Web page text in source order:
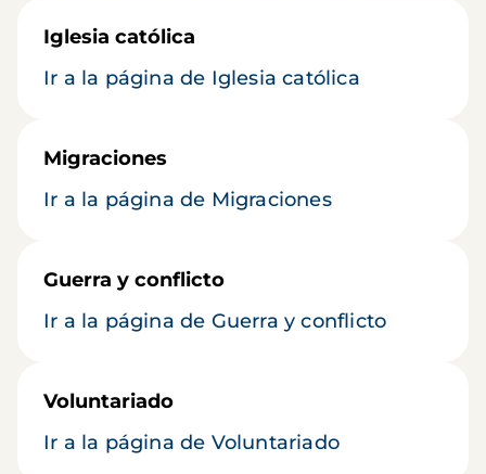
Iglesia católica
Ir a la página de Iglesia católica
Migraciones
Ir a la página de Migraciones
Guerra y conflicto
Ir a la página de Guerra y conflicto
Voluntariado
Ir a la página de Voluntariado